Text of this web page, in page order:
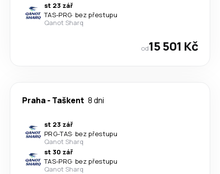
st 23 zář
TAS-PRG· bez přestupu
Qanot Sharq
od15 501 Kč
Praha- Taškent 8 dni
st 23 zář
PRG-TAS· bez přestupu
Qanot Sharq
st 30 zář
TAS-PRG· bez přestupu
Qanot Sharq